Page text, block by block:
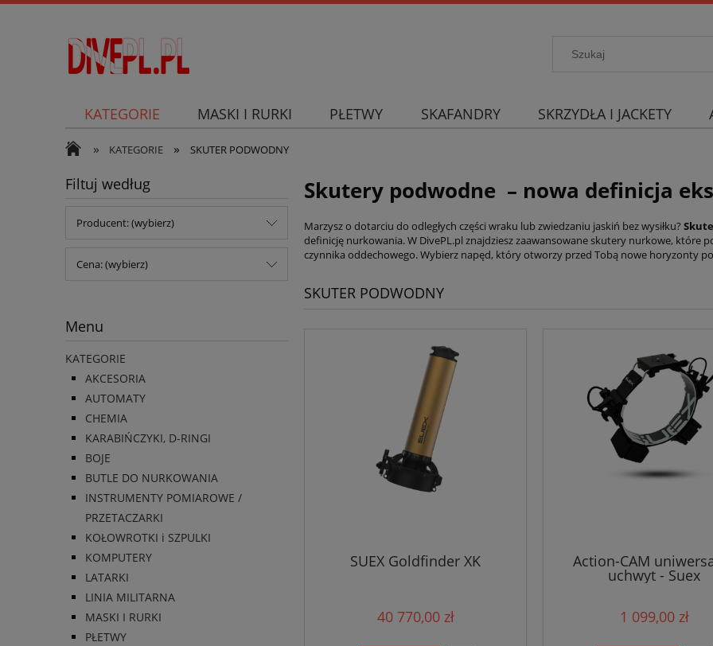
KATEGORIE MASKI I RURKI PŁETWY SKAFANDRY SKRZYDŁA I JACKETY
SKUTER PODWODNY
» KATEGORIE » SKUTER PODWODNY
Filtuj według
Producent: (wybierz)
Cena: (wybierz)
Menu
KATEGORIE
AKCESORIA
AUTOMATY
CHEMIA
KARABIŃCZYKI, D-RINGI
BOJE
BUTLE DO NURKOWANIA
INSTRUMENTY POMIAROWE /
PRZETACZARKI
KOŁOWROTKI i SZPULKI
KOMPUTERY
LATARKI
LINIA MILITARNA
MASKI I RURKI
PŁETWY
Skutery podwodne – nowa definicja
Marzysz o dotarciu do odległych części wraku lub zwiedzaniu jaskiń bez wysiłku?
definicję nurkowania. W DivePL.pl znajdziesz zaawansowane skutery nurkowe, które
czynnika oddechowego. Wybierz napęd, który otworzy przed Tobą nowe horyzonty
SKUTER PODWODNY
SUEX Goldfinder XK
40 770,00 zł
Action-CAM
uchwyt - Suex
1 099,00 zł